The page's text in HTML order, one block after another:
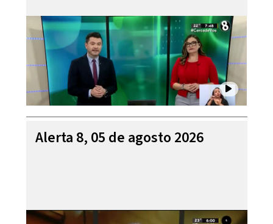
Alerta 8, 05 de agosto 2026